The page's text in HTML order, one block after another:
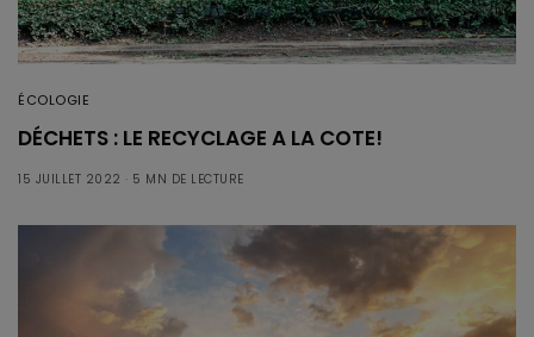
ÉCOLOGIE
DÉCHETS : LE RECYCLAGE A LA COTE!
15 JUILLET 2022 5 MN DE LECTURE